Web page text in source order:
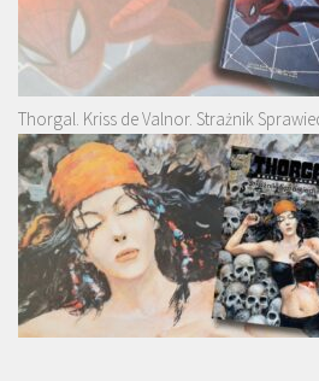
Thorgal. Kriss de Valnor. Strażnik